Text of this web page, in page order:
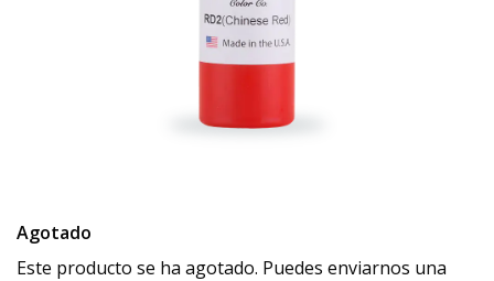
Agotado
Este producto se ha agotado. Puedes enviarnos una